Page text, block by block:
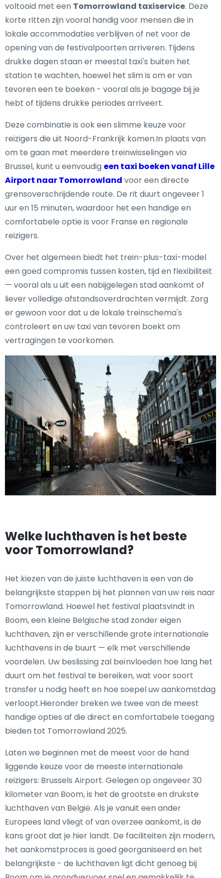
voltooid met een Tomorrowland taxiservice. Deze
korte ritten zijn vooral handig voor mensen die in
lokale accommodaties verblijven of net voor de
opening van de festivalpoorten arriveren. Tijdens
drukke dagen staan er meestal taxi's buiten het
station te wachten, hoewel het slim is om er van
tevoren een te boeken - vooral als je bagage bij je
hebt of tijdens drukke periodes arriveert.
Deze combinatie is ook een slimme keuze voor
reizigers die uit Noord-Frankrijk komen.In plaats van
om te gaan met meerdere treinwisselingen via
Brussel, kunt u eenvoudig een taxi boeken vanaf Lille
Airport naar Tomorrowland voor een directe
grensoverschrijdende route. De rit duurt ongeveer 1
uur en 15 minuten, waardoor het een handige en
comfortabele optie is voor Franse en regionale
reizigers.
Over het algemeen biedt het trein-plus-taxi-model
een goed compromis tussen kosten, tijd en flexibiliteit
— vooral als u uit een nabijgelegen stad aankomt of
liever volledige afstandsoverdrachten vermijdt. Zorg
er gewoon voor dat u de lokale treinschema's
controleert en uw taxi van tevoren boekt om
vertragingen te voorkomen.
Welke luchthaven is het beste
voor Tomorrowland?
Het kiezen van de juiste luchthaven is een van de
belangrijkste stappen bij het plannen van uw reis naar
Tomorrowland. Hoewel het festival plaatsvindt in
Boom, een kleine Belgische stad zonder eigen
luchthaven, zijn er verschillende grote internationale
luchthavens in de buurt — elk met verschillende
voordelen. Uw beslissing zal beïnvloeden hoe lang het
duurt om het festival te bereiken, wat voor soort
transfer u nodig heeft en hoe soepel uw aankomstdag
verloopt.Hieronder breken we twee van de meest
handige opties af die direct en comfortabele toegang
bieden tot Tomorrowland 2025.
Laten we beginnen met de meest voor de hand
liggende keuze voor de meeste internationale
reizigers: Brussels Airport. Gelegen op ongeveer 30
kilometer van Boom, is het de grootste en drukste
luchthaven van België. Als je vanuit een ander
Europees land vliegt of van overzee aankomt, is de
kans groot dat je hier landt. De faciliteiten zijn modern,
het aankomstproces is goed georganiseerd en het
belangrijkste - de luchthaven ligt dicht genoeg bij